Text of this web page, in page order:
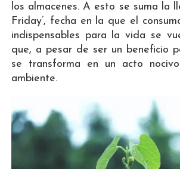
los almacenes. A esto se suma la
Friday’, fecha en la que el
indispensables para la vida se
que, a pesar de ser un beneficio
se transforma en un acto
ambiente.